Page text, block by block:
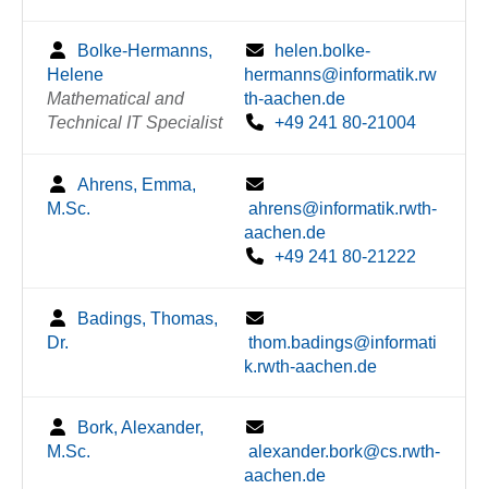
Bolke-Hermanns,
Helene
Mathematical and
Technical IT Specialist
helen.bolke-
hermanns@informatik.rw
th-aachen.de
+49 241 80-21004
Ahrens, Emma,
M.Sc.
ahrens@informatik.rwth-
aachen.de
+49 241 80-21222
Badings, Thomas,
Dr.
thom.badings@informati
k.rwth-aachen.de
Bork, Alexander,
M.Sc.
alexander.bork@cs.rwth-
aachen.de